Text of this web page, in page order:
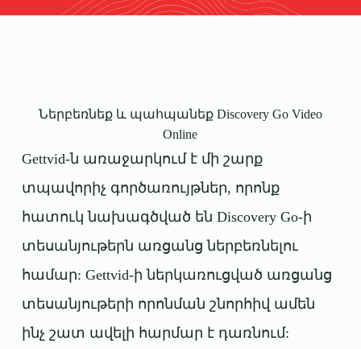
Ներբեռնեք և պահպանեք Discovery Go Video
Online
Gettvid-ն առաջարկում է մի շարք
տպավորիչ գործառույթներ, որոնք
հատուկ նախագծված են Discovery Go-ի
տեսանյութերն առցանց ներբեռնելու
համար: Gettvid-ի ներկառուցված առցանց
տեսանյութերի որոնման շնորհիվ ամեն
ինչ շատ ավելի հարմար է դառնում: